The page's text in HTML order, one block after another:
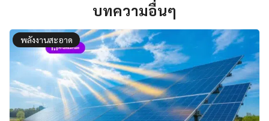
บทความอื่นๆ
พลังงานสะอาด